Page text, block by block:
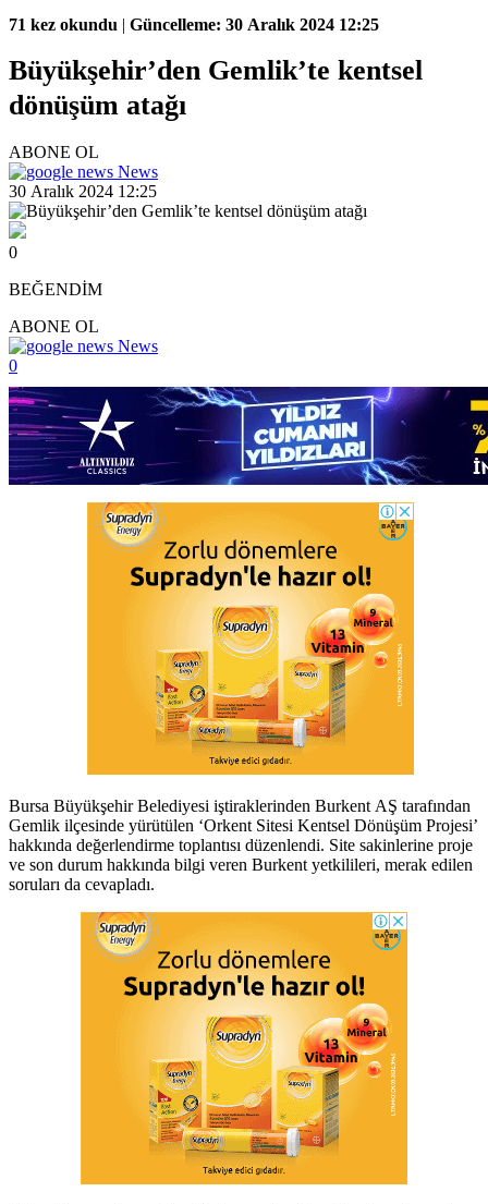
71 kez okundu | Güncelleme: 30 Aralık 2024 12:25
Büyükşehir’den Gemlik’te kentsel
dönüşüm atağı
ABONE OL
News
30 Aralık 2024 12:25
0
BEĞENDİM
ABONE OL
News
0
Bursa Büyükşehir Belediyesi iştiraklerinden Burkent AŞ tarafından
Gemlik ilçesinde yürütülen ‘Orkent Sitesi Kentsel Dönüşüm Projesi’
hakkında değerlendirme toplantısı düzenlendi. Site sakinlerine proje
ve son durum hakkında bilgi veren Burkent yetkilileri, merak edilen
soruları da cevapladı.